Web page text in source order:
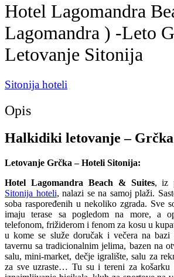
Hotel Lagomandra
Lagomandra ) -Leto
Letovanje Sitonija
Sitonija hoteli
Opis
Halkidiki letovanje –
Letovanje Grčka – Hoteli Sitonija:
Hotel Lagomandra Beach & Suites, iz
Sitonija hoteli, nalazi se na samoj plaži.
soba raspoređenih u nekoliko zgrada. Sve
imaju terase sa pogledom na more, a
telefonom, frižiderom i fenom za kosu u
u kome se služe doručak i večera na bazi
tavernu sa tradicionalnim jelima, bazen na
salu, mini-market, dečje igralište, salu za
za sve uzraste… Tu su i tereni za košarku